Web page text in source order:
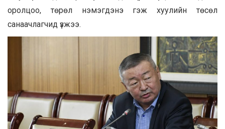
оролцоо, төрөл нэмэгдэнэ гэж хуулийн төсөл
санаачлагчид үзжээ.